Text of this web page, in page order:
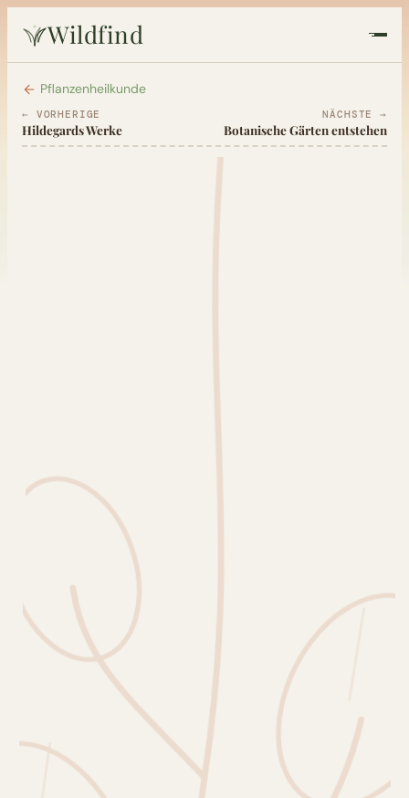
Wildfind
Startseite
Pflanzen
Sammelkalender
Blüten-Finder
Phänologie-Radar
Vogelstimmen
Gartenplaner
Challenges
Pflanzenheilkunde
← VORHERIGE
Hildegards Werke
NÄCHSTE →
Botanische Gärten entstehen